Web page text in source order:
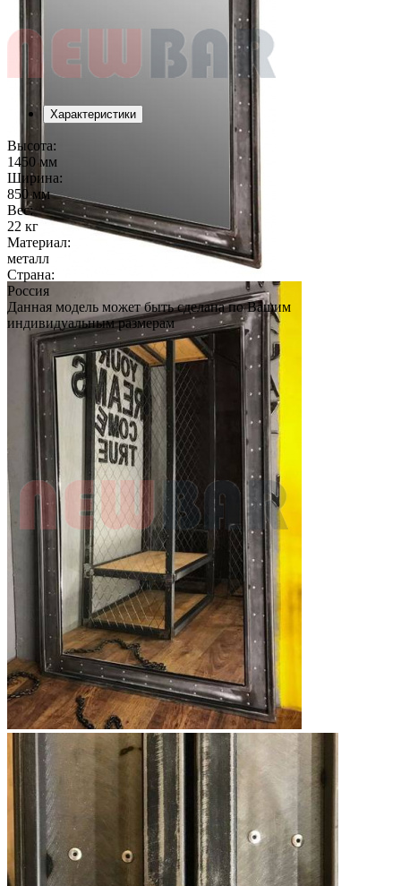
Характеристики
Высота:
1450 мм
Ширина:
850 мм
Вес:
22 кг
Материал:
металл
Страна:
Россия
Данная модель может быть сделана по Вашим
индивидуальным размерам